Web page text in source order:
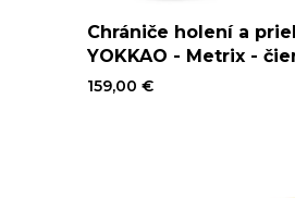
Chrániče holení a
YOKKAO - Metrix -
159,00 €